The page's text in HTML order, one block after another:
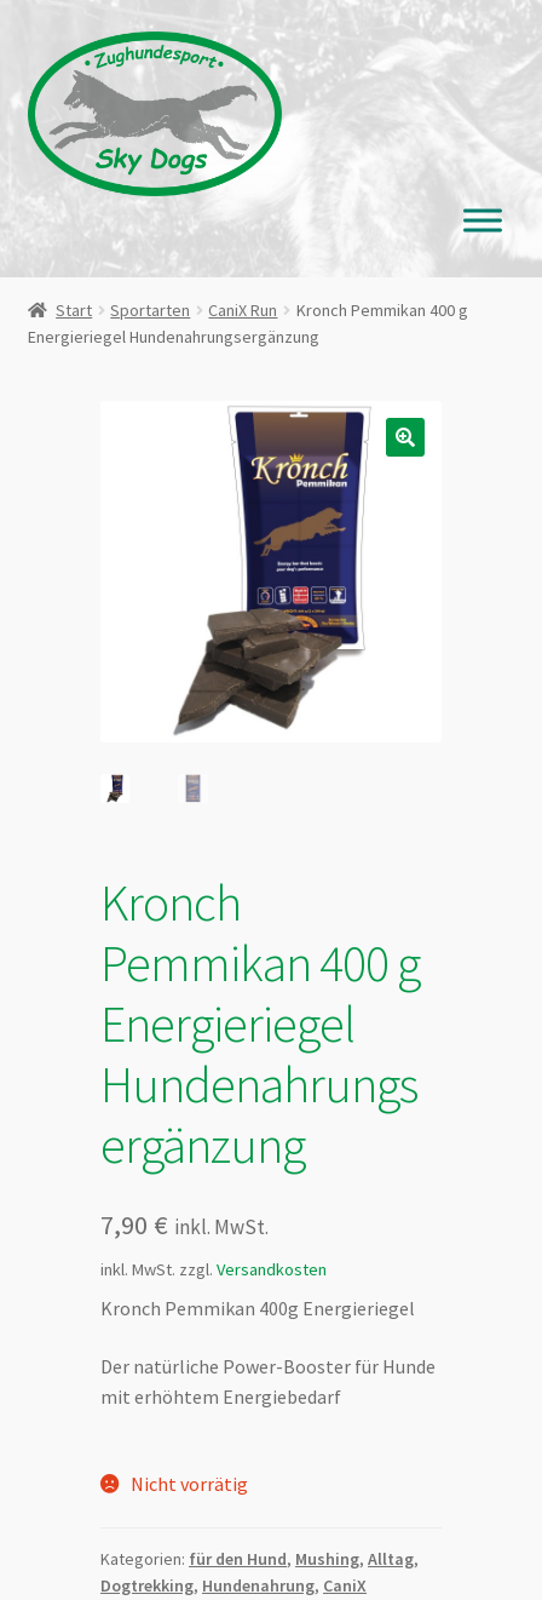
Navigation
springen
Inhalt
springen
Start Sportarten CaniX Run
Kronch Pemmikan 400 g
Energieriegel Hundenahrungsergänzung
Kronch
Pemmikan 400 g
Energieriegel
Hundenahrungs
ergänzung
7,90 € inkl. MwSt.
inkl. MwSt. zzgl.Versandkosten
Kronch Pemmikan 400g Energieriegel
Der natürliche Power-Booster für Hunde
mit erhöhtem Energiebedarf
Nicht vorrätig
Kategorien: für den Hund, Mushing,Alltag,
Dogtrekking, Hundenahrung, CaniX